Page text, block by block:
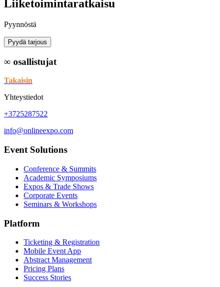
Liiketoimintaratkaisu
Pyynnöstä
Pyydä tarjous
∞ osallistujat
Takaisin
Yhteystiedot
+3725287522
info@onlineexpo.com
Event Solutions
Conference & Summits
Academic Symposiums
Expos & Trade Shows
Corporate Events
Seminars & Workshops
Platform
Ticketing & Registration
Mobile Event App
Abstract Management
Pricing Plans
Success Stories